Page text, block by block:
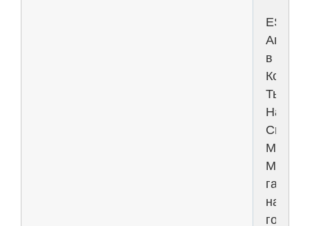
ESWE
в
Ты
Свою
Музу!
Мы
нашим
гостям